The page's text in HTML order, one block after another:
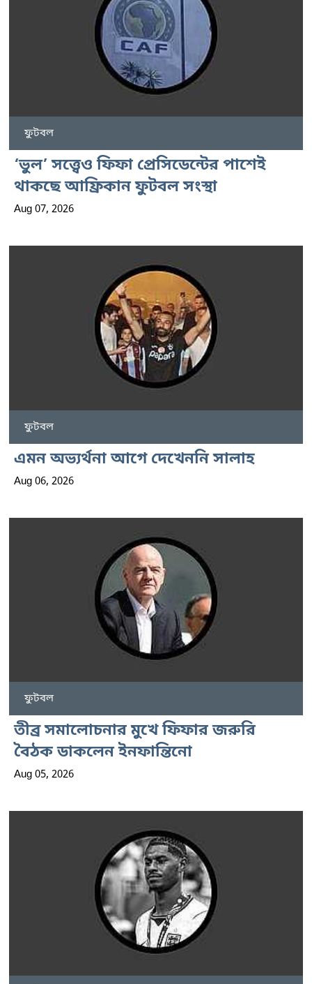
ফুটবল
‘ভুল’ সত্ত্বেও ফিফা প্রেসিডেন্টের পাশেই
থাকছে আফ্রিকান ফুটবল সংস্থা
Aug 07, 2026
ফুটবল
এমন অভ্যর্থনা আগে দেখেননি সালাহ
Aug 06, 2026
ফুটবল
তীব্র সমালোচনার মুখে ফিফার জরুরি
বৈঠক ডাকলেন ইনফান্তিনো
Aug 05, 2026